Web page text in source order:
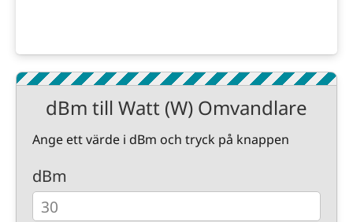
dBm till Watt (W) Omvandlare
Ange ett värde i dBm och tryck på knappen
dBm